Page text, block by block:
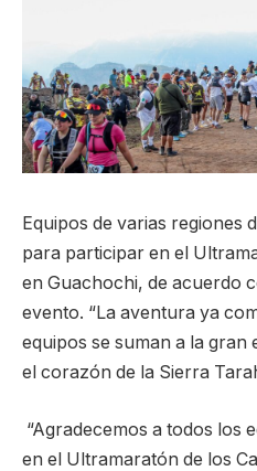
Equipos de varias regiones
para participar en el
en Guachochi, de acuerdo
evento. “La aventura ya
equipos se suman a la gran
el corazón de la Sierra
“Agradecemos a todos los
en el Ultramaratón de los